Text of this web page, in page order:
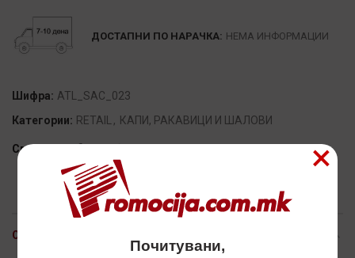
ДОСТАПНИ ПО НАРАЧКА: НЕМА ИНФОРМАЦИИ
Шифра: ATL_SAC_023
Категории: RETAIL, КАПИ, РАКАВИЦИ И ШАЛОВИ
Сподели
ОПИС
Почитувани,
×